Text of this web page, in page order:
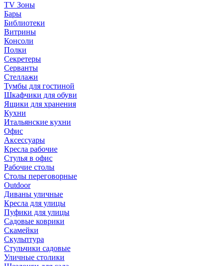
TV Зоны
Бары
Библиотеки
Витрины
Консоли
Полки
Секретеры
Серванты
Стеллажи
Тумбы для гостиной
Шкафчики для обуви
Ящики для хранения
Кухни
Итальянские кухни
Офис
Аксессуары
Кресла рабочие
Стулья в офис
Рабочие столы
Столы переговорные
Outdoor
Диваны уличные
Кресла для улицы
Пуфики для улицы
Садовые коврики
Скамейки
Скульптура
Стульчики садовые
Уличные столики